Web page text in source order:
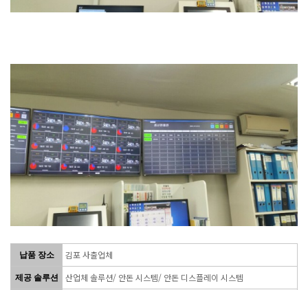
납품 장소 김포 사출업체
제공 솔루션 산업체 솔루션/ 안돈 시스템/ 안돈 디스플레이 시스템